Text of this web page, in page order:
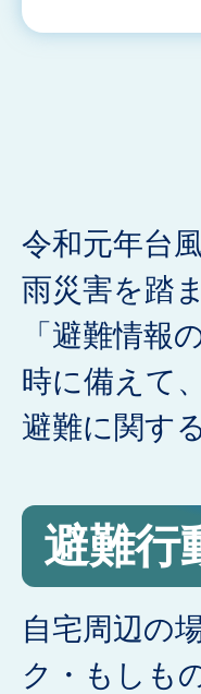
令和元年台
雨災害を踏
「避難情報
時に備えて
避難に関す
避難行
自宅周辺の
ク・もしも